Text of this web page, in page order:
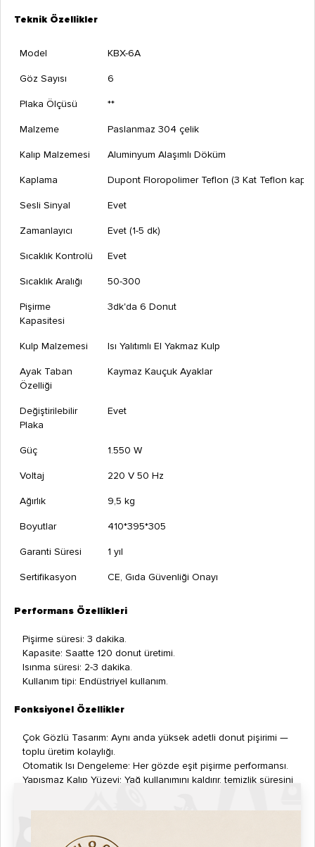
Teknik Özellikler
Model KBX-6A
Göz Sayısı 6
Plaka Ölçüsü **
Malzeme Paslanmaz 304 çelik
Kalıp Malzemesi Aluminyum Alaşımlı Döküm
Kaplama Dupont Floropolimer Teflon (3 Kat Teflon
Sesli Sinyal Evet
Zamanlayıcı Evet (1-5 dk)
Sıcaklık Kontrolü Evet
Sıcaklık Aralığı 50-300
Pişirme
Kapasitesi
3dk'da 6 Donut
Kulp Malzemesi Isı Yalıtımlı El Yakmaz Kulp
Ayak Taban
Özelliği
Kaymaz Kauçuk Ayaklar
Değiştirilebilir
Plaka
Evet
Güç 1.550 W
Voltaj 220 V 50 Hz
Ağırlık 9,5 kg
Boyutlar 410*395*305
Garanti Süresi 1 yıl
Sertifikasyon CE, Gıda Güvenliği Onayı
Performans Özellikleri
Pişirme süresi: 3 dakika.
Kapasite: Saatte 120 donut üretimi.
Isınma süresi: 2-3 dakika.
Kullanım tipi: Endüstriyel kullanım.
Fonksiyonel Özellikler
Çok Gözlü Tasarım: Aynı anda yüksek adetli donut pişirimi —
toplu üretim kolaylığı.
Otomatik Isı Dengeleme: Her gözde eşit pişirme performansı.
Yapışmaz Kalıp Yüzeyi: Yağ kullanımını kaldırır, temizlik süresini
Enerji Verimliliği: Isı kaybını minimuma indirerek elektrik
Kompakt Tasarım: Profesyonel mutfak, stand veya mobil kiosk